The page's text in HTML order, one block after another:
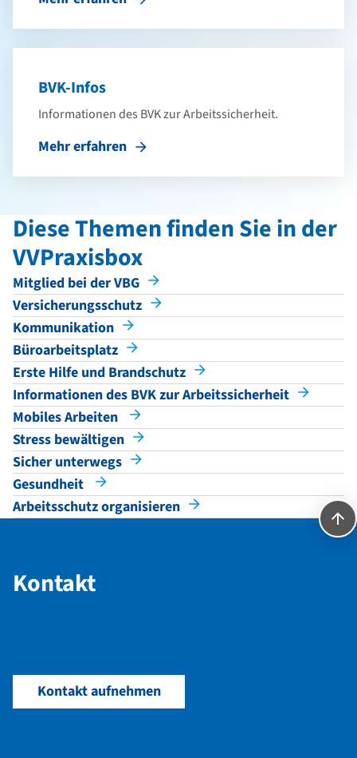
BVK-Infos
Informationen des BVK zur Arbeitssicherheit.
Mehr erfahren
Diese Themen finden Sie in der
VVPraxisbox
Mitglied bei der VBG
Versicherungsschutz
Kommunikation
Büroarbeitsplatz
Erste Hilfe und Brandschutz
Informationen des BVK zur Arbeitssicherheit
Mobiles Arbeiten
Stress bewältigen
Sicher unterwegs
Gesundheit
Arbeitsschutz organisieren
Kontakt
Kontakt aufnehmen